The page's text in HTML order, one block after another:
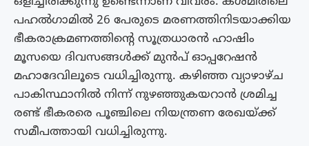
പഹൽഗാമിൽ 26 പേരുടെ മരണത്തിനിടയാക്കിയ
ഭീകരാക്രമണത്തിന്റെ സൂത്രധാരൻ ഹാഷിം
മൂസയെ ദിവസങ്ങൾക്ക് മുൻപ് ഓപ്പറേഷൻ
മഹാദേവിലൂടെ വധിച്ചിരുന്നു. കഴിഞ്ഞ വ്യാഴാഴ്‌ച
പാകിസ്ഥാനിൽ നിന്ന് നുഴഞ്ഞുകയറാൻ ശ്രമിച്ച
രണ്ട് ഭീകരരെ പൂഞ്ചിലെ നിയന്ത്രണ രേഖയ്ക്ക്
സമീപത്തായി വധിച്ചിരുന്നു.